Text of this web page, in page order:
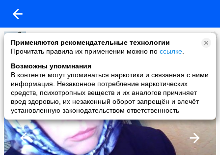
Применяются рекомендательные технологии
Прочитать правила их применении можно по ссылке
Возможны упоминания
В контенте могут упоминаться наркотики и связанная с ними
информация. Незаконное потребление наркотических
средств, психотропных веществ и их аналогов причиняет
вред здоровью, их незаконный оборот запрещён и влечёт
установленную законодательством ответственность
Татьяна Подурец
added a photo
05 Jun в 08:34